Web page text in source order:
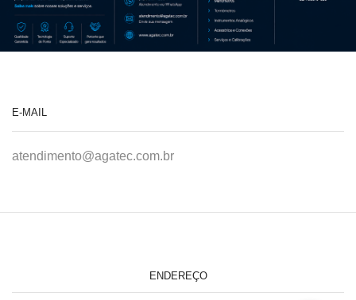
E-MAIL
atendimento@agatec.com.br
ENDEREÇO